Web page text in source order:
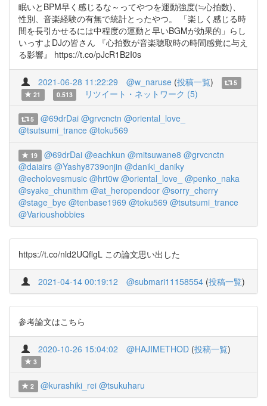
眠いとBPM早く感じるな～ってやつを運動強度(≒心拍数)、
性別、音楽経験の有無で統計とったやつ。 「楽しく感じる時
間を長引かせるには中程度の運動と早いBGMが効果的」らし
いっすよDJの皆さん 『心拍数が音楽聴取時の時間感覚に与え
る影響』 https://t.co/pJcR1B2I0s
2021-06-28 11:22:29 @w_naruse (投稿一覧)
5
21
0.513 リツイート・ネットワーク (5)
5 @69drDai @grvcnctn @oriental_love_
@tsutsumi_trance @toku569
19 @69drDai @eachkun @mitsuwane8 @grvcnctn
@daiairs @Yashy8739onjin @daniki_daniky
@echolovesmusic @hrt0w @oriental_love_ @penko_naka
@syake_chunithm @at_heropendoor @sorry_cherry
@stage_bye @tenbase1969 @toku569 @tsutsumi_trance
@Varioushobbies
https://t.co/nld2UQflgL この論文思い出した
2021-04-14 00:19:12 @submari11158554 (投稿一覧)
参考論文はこちら
2020-10-26 15:04:02 @HAJIMETHOD (投稿一覧)
3
2 @kurashiki_rei @tsukuharu